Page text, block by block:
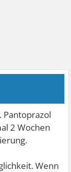
Pantoprazol
2 Wochen
Wenn